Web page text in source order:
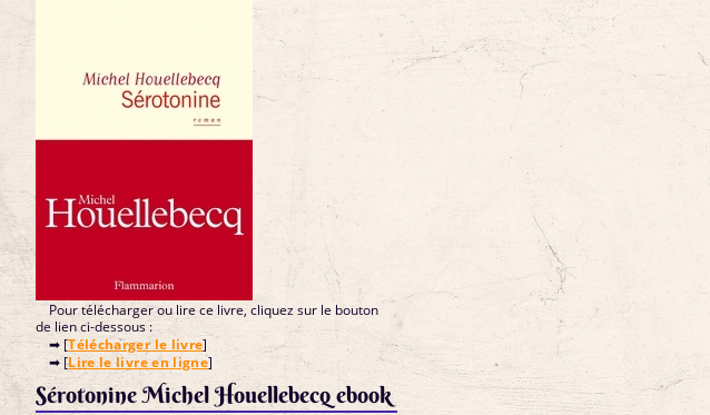
Pour télécharger ou lire ce livre, cliquez sur le bouton
de lien ci-dessous :
➡ [Télécharger le livre]
➡ [Lire le livre en ligne]
Sérotonine Michel Houellebecq ebook